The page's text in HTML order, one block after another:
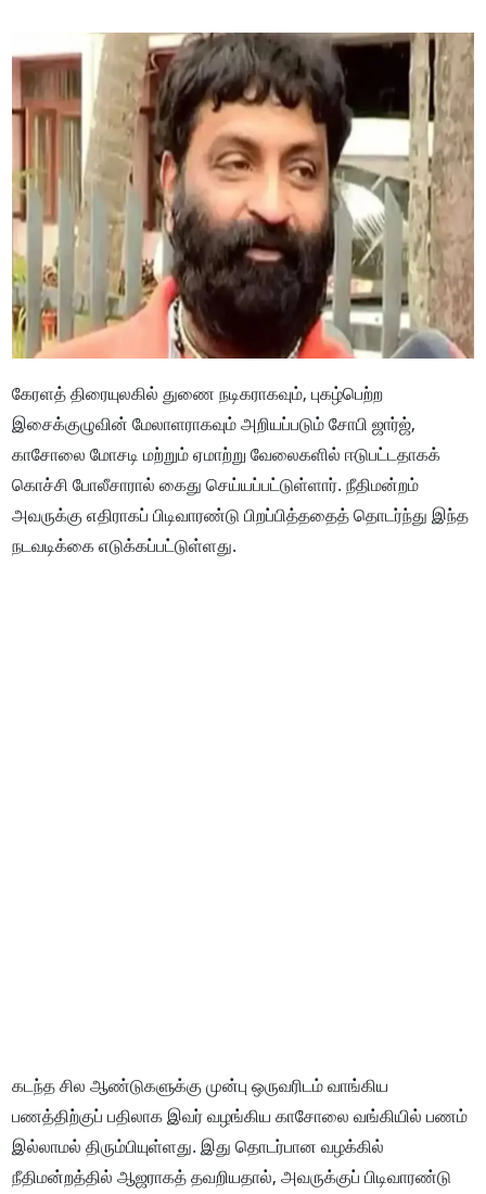
கேரளத் திரையுலகில் துணை நடிகராகவும், புகழ்பெற்ற
இசைக்குழுவின் மேலாளராகவும் அறியப்படும் சோபி ஜார்ஜ்,
காசோலை மோசடி மற்றும் ஏமாற்று வேலைகளில் ஈடுபட்டதாகக்
கொச்சி போலீசாரால் கைது செய்யப்பட்டுள்ளார். நீதிமன்றம்
அவருக்கு எதிராகப் பிடிவாரண்டு பிறப்பித்ததைத் தொடர்ந்து இந்த
நடவடிக்கை எடுக்கப்பட்டுள்ளது.
கடந்த சில ஆண்டுகளுக்கு முன்பு ஒருவரிடம் வாங்கிய
பணத்திற்குப் பதிலாக இவர் வழங்கிய காசோலை வங்கியில் பணம்
இல்லாமல் திரும்பியுள்ளது. இது தொடர்பான வழக்கில்
நீதிமன்றத்தில் ஆஜராகத் தவறியதால், அவருக்குப் பிடிவாரண்டு